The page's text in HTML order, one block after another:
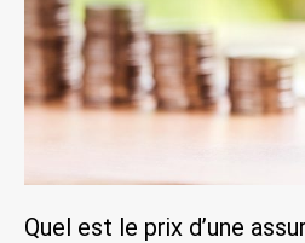
Quel est le prix d’une